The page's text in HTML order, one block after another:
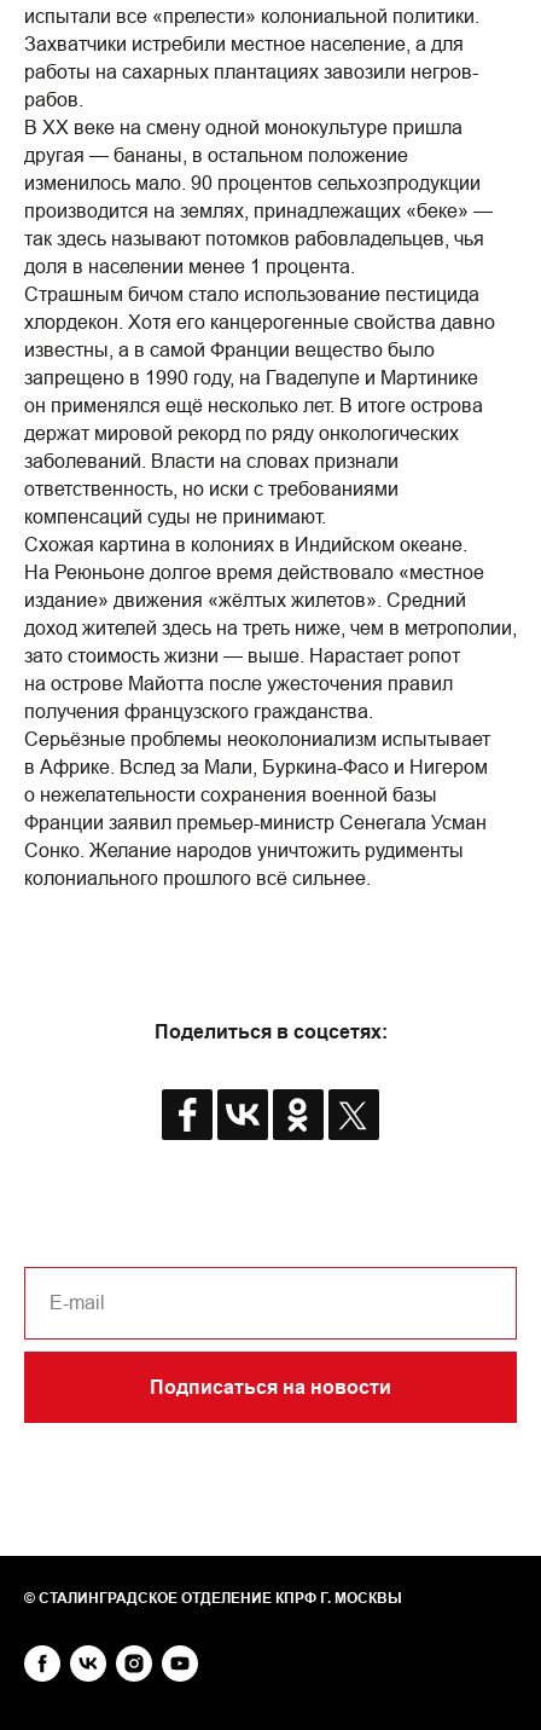
испытали все «прелести» колониальной политики.
Захватчики истребили местное население, а для
работы на сахарных плантациях завозили негров-
рабов.
В XX веке на смену одной монокультуре пришла
другая — бананы, в остальном положение
изменилось мало. 90 процентов сельхозпродукции
производится на землях, принадлежащих «беке» —
так здесь называют потомков рабовладельцев, чья
доля в населении менее 1 процента.
Страшным бичом стало использование пестицида
хлордекон. Хотя его канцерогенные свойства давно
известны, а в самой Франции вещество было
запрещено в 1990 году, на Гваделупе и Мартинике
он применялся ещё несколько лет. В итоге острова
держат мировой рекорд по ряду онкологических
заболеваний. Власти на словах признали
ответственность, но иски с требованиями
компенсаций суды не принимают.
Схожая картина в колониях в Индийском океане.
На Реюньоне долгое время действовало «местное
издание» движения «жёлтых жилетов». Средний
доход жителей здесь на треть ниже, чем в метрополии,
зато стоимость жизни — выше. Нарастает ропот
на острове Майотта после ужесточения правил
получения французского гражданства.
Серьёзные проблемы неоколониализм испытывает
в Африке. Вслед за Мали, Буркина-Фасо и Нигером
о нежелательности сохранения военной базы
Франции заявил премьер-министр Сенегала Усман
Сонко. Желание народов уничтожить рудименты
колониального прошлого всё сильнее.
Поделиться в соцсетях:
Подписаться на новости
© СТАЛИНГРАДСКОЕ ОТДЕЛЕНИЕ КПРФ Г. МОСКВЫ